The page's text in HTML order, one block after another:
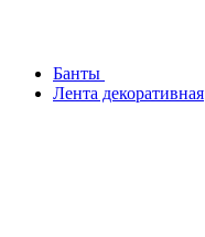
Банты
Лента декоративная